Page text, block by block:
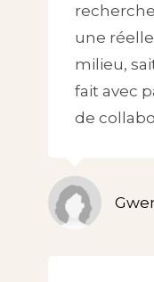
une
milieu,
fait avec
de